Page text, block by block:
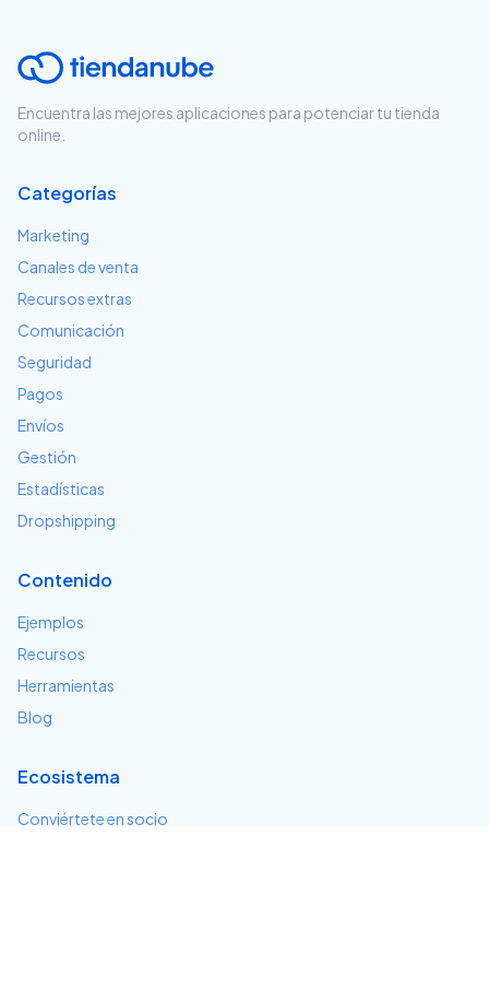
Encuentra las mejores aplicaciones para potenciar tu tienda
online.
Categorías
Marketing
Canales de venta
Recursos extras
Comunicación
Seguridad
Pagos
Envíos
Gestión
Estadísticas
Dropshipping
Contenido
Ejemplos
Recursos
Herramientas
Blog
Ecosistema
Conviértete en socio